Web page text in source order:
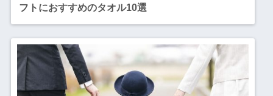
フトにおすすめのタオル10選